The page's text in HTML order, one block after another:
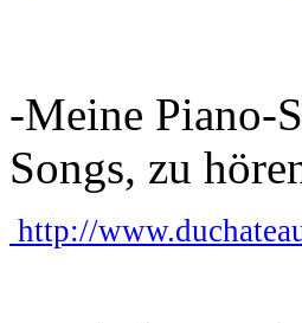
-Meine Piano-
Songs, zu
http://